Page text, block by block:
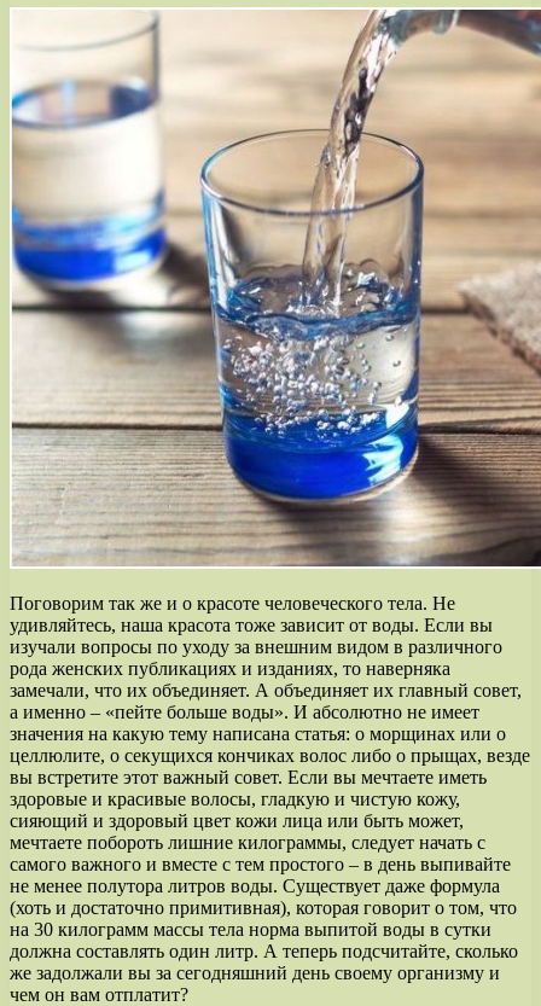
Поговорим так же и о красоте человеческого тела. Не
удивляйтесь, наша красота тоже зависит от воды. Если вы
изучали вопросы по уходу за внешним видом в различного
рода женских публикациях и изданиях, то наверняка
замечали, что их объединяет. А объединяет их главный совет,
а именно – «пейте больше воды». И абсолютно не имеет
значения на какую тему написана статья: о морщинах или о
целлюлите, о секущихся кончиках волос либо о прыщах, везде
вы встретите этот важный совет. Если вы мечтаете иметь
здоровые и красивые волосы, гладкую и чистую кожу,
сияющий и здоровый цвет кожи лица или быть может,
мечтаете побороть лишние килограммы, следует начать с
самого важного и вместе с тем простого – в день выпивайте
не менее полутора литров воды. Существует даже формула
(хоть и достаточно примитивная), которая говорит о том, что
на 30 килограмм массы тела норма выпитой воды в сутки
должна составлять один литр. А теперь подсчитайте, сколько
же задолжали вы за сегодняшний день своему организму и
чем он вам отплатит?